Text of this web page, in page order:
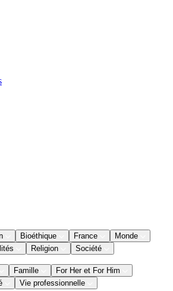
Bioéthique France
Monde
Religion Société
Famille
For Her et For Him
Vie professionnelle